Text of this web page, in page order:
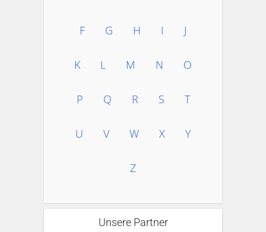
F G H I J
K L M N O
P Q R S T
U V W X Y
Z
Unsere Partner